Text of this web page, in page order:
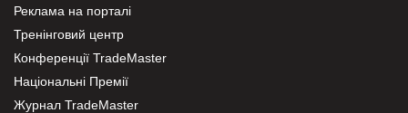
Реклама на порталі
Тренінговий центр
Конференції TradeMaster
Національні Премії
Журнал TradeMaster